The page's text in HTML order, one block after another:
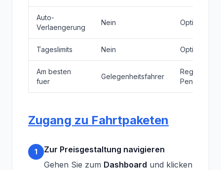
Auto-
Verlaengerung
Nein Optional
Tageslimits Nein Optional
Am besten
fuer
Gelegenheitsfahrer
Pendler
Zugang zu Fahrtpaketen
1
Zur Preisgestaltung navigieren
Gehen Sie zum Dashboard und klicken